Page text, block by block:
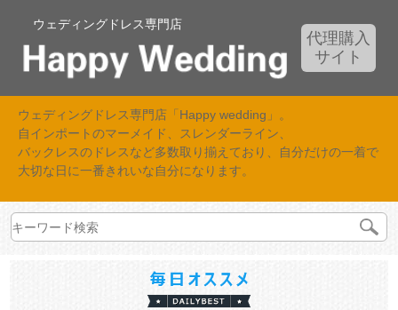
ウェディングドレス専門店
代理購入
サイト
ウェディングドレス専門店「Happy wedding」。
自インポートのマーメイド、スレンダーライン、
バックレスのドレスなど多数取り揃えており、自分だけの一着で
大切な日に一番きれいな自分になります。